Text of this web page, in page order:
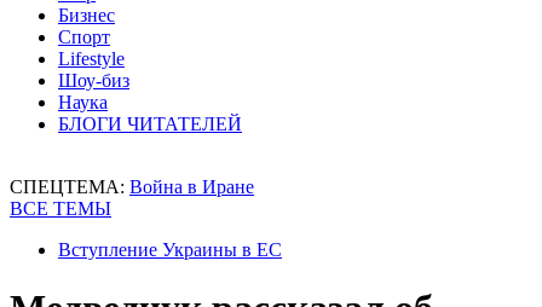
Бизнес
Спорт
Lifestyle
Шоу-биз
Наука
БЛОГИ ЧИТАТЕЛЕЙ
СПЕЦТЕМА: Война в Иране
ВСЕ ТЕМЫ
Вступление Украины в ЕС